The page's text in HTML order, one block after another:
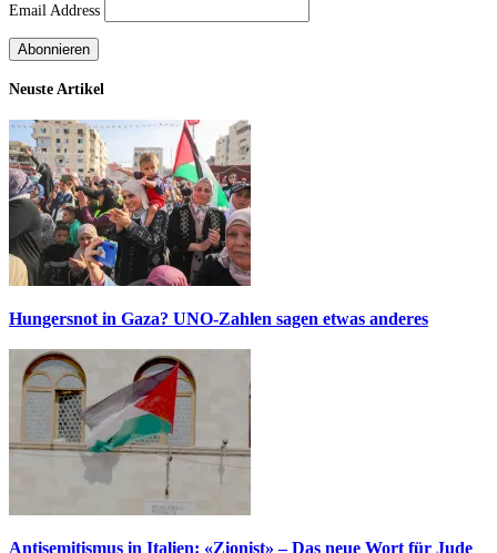
Email Address
Neuste Artikel
Hungersnot in Gaza? UNO-Zahlen sagen etwas anderes
Antisemitismus in Italien: «Zionist» – Das neue Wort für Jude